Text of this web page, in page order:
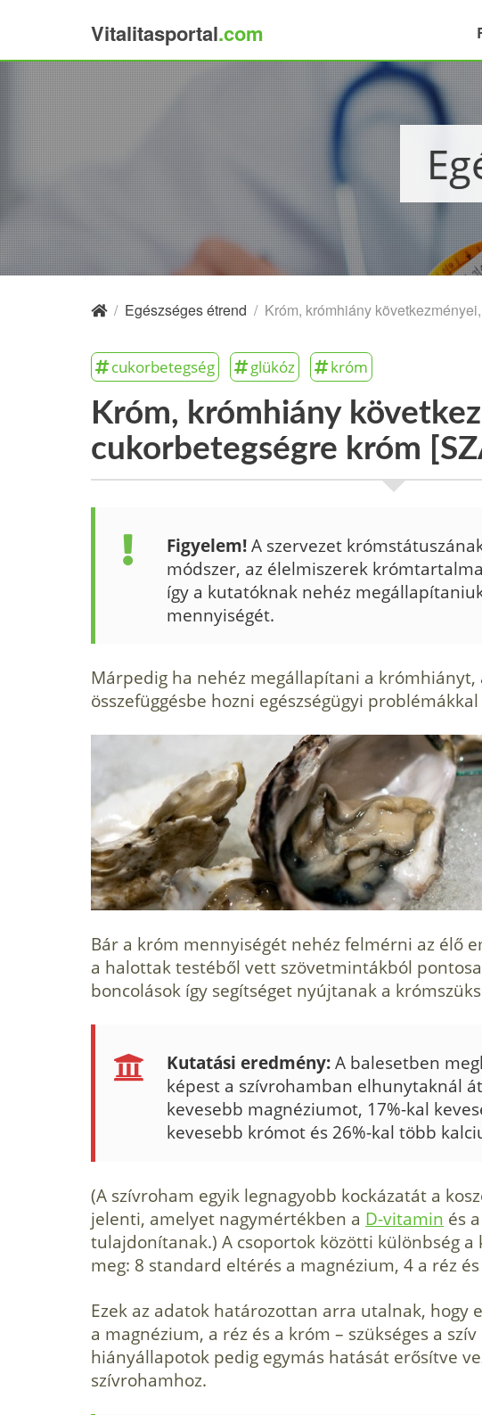
Vitalitasportal.com
/ Egészséges étrend / Króm, krómhiány
cukorbetegség glükóz króm
Króm, krómhiány
cukorbetegségre króm
Figyelem!A szervezet
módszer, az élelmiszerek
így a kutatóknak nehéz
mennyiségét.
Márpedig ha nehéz megállapítani a
összefüggésbe hozni egészségügyi
Bár a króm mennyiségét nehéz felmérni az élő
a halottak testéből vett szövetmintákból
boncolások így segítséget nyújtanak a
Kutatási eredmény:A balesetben
képest a szívrohamban elhunytaknál
kevesebb magnéziumot, 17%-kal
kevesebb krómot és 26%-kal több
(A szívroham egyik legnagyobb kockázatát a
jelenti, amelyet nagymértékben a D-vitamin és
tulajdonítanak.) A csoportok közötti különbség
meg: 8 standard eltérés a magnézium, 4 a réz
Ezek az adatok határozottan arra utalnak, hogy
a magnézium, a réz és a króm – szükséges a szív
hiányállapotok pedig egymás hatását erősítve
szívrohamhoz.
×